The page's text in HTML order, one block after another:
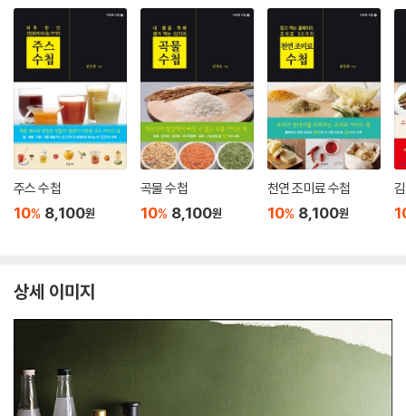
주스 수첩
10% 8,100원
곡물 수첩
10% 8,100원
천연 조미료 수첩
10% 8,100원
상세 이미지